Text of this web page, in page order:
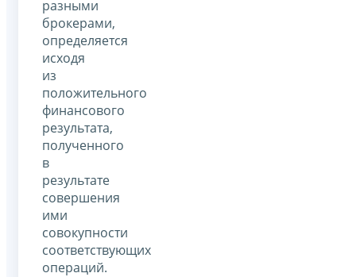
разными
брокерами,
определяется
исходя
из
положительного
финансового
результата,
полученного
в
результате
совершения
ими
совокупности
соответствующих
операций.